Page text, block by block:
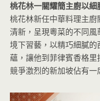
桃花林一關耀簡主廚以
桃花林新任中華料理主
清新，呈現粵菜的不同
境下習藝，以精巧細膩
蘊，讓他到菲律賓香格
競爭激烈的新加坡佔有一